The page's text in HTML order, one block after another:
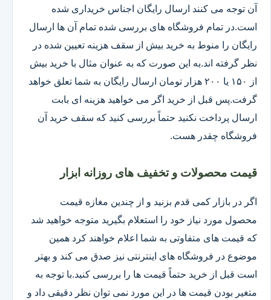
آن توجه می کنند ارسال رایگان اجناس خریداری شده
است.در تمام فروشگاه های بررسی شده تمام آن ها ارسال
رایگان را منوط به خرید بیش از سقف هزینه تعیین شده در
نظر گرفته اند.به این صورت که به عنوان مثال با خرید بیش
از ۱۵۰ یا ۲۰۰ هزار تومان ارسال رایگان به شما تعلق خواهد
گرفت.پس قبل از خرید اگر می خواهید هزینه ای بابت
ارسال پرداخت نکنید حتماً بررسی کنید که سقف خرید آن
فروشگاه چقدر هست.
قیمت محصولات و تخفیف های روزانه ابزار
اگر در بازار کمی قدم بزنید و از چندین مغازه قیمت
محصول مورد نیاز خود را استعلام بگیرید متوجه خواهید شد
که قیمت های متفاوتی به شما اعلام خواهند کرد همین
موضوع در فروشگاه های اینترنتی نیز صدق می کند و بهتر
است قبل از خرید حتماً قیمت ها را بررسی کنید.با توجه به
متغیر بودن قیمت ها در این مورد نمی توان نظر دقیقی داد و